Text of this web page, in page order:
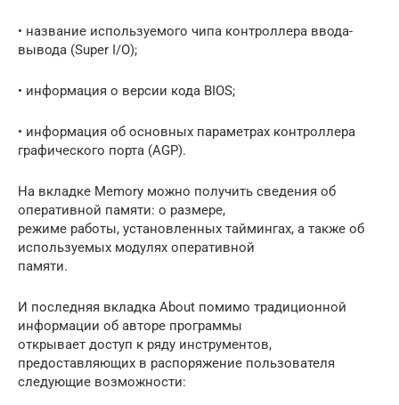
• название используемого чипа контроллера ввода-
вывода (Super I/O);
• информация о версии кода BIOS;
• информация об основных параметрах контроллера
графического порта (AGP).
На вкладке Memory можно получить сведения об
оперативной памяти: о размере,
режиме работы, установленных таймингах, а также об
используемых модулях оперативной
памяти.
И последняя вкладка About помимо традиционной
информации об авторе программы
открывает доступ к ряду инструментов,
предоставляющих в распоряжение пользователя
следующие возможности: